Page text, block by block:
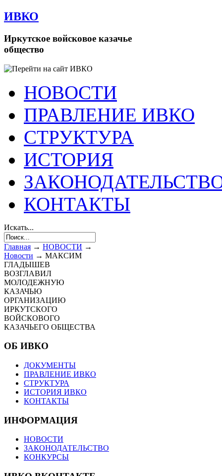
ИВКО
Иркутское войсковое казачье
общество
НОВОСТИ
ПРАВЛЕНИЕ ИВКО
СТРУКТУРА
ИСТОРИЯ
КОНТАКТЫ
Искать...
Главная → НОВОСТИ →
Новости → МАКСИМ
ГЛАДЫШЕВ
ВОЗГЛАВИЛ
МОЛОДЕЖНУЮ
КАЗАЧЬЮ
ОРГАНИЗАЦИЮ
ИРКУТСКОГО
ВОЙСКОВОГО
КАЗАЧЬЕГО ОБЩЕСТВА
ОБ ИВКО
ДОКУМЕНТЫ
ПРАВЛЕНИЕ ИВКО
СТРУКТУРА
ИСТОРИЯ ИВКО
КОНТАКТЫ
ИНФОРМАЦИЯ
НОВОСТИ
ЗАКОНОДАТЕЛЬСТВО
КОНКУРСЫ